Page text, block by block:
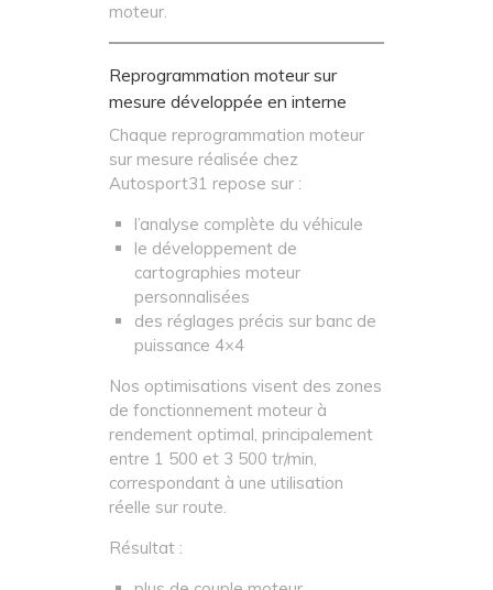
moteur.
Reprogrammation moteur sur
mesure développée en interne
Chaque reprogrammation moteur
sur mesure réalisée chez
Autosport31 repose sur :
l’analyse complète du véhicule
le développement de
cartographies moteur
personnalisées
des réglages précis sur banc de
puissance 4×4
Nos optimisations visent des zones
de fonctionnement moteur à
rendement optimal, principalement
entre 1 500 et 3 500 tr/min,
correspondant à une utilisation
réelle sur route.
Résultat :